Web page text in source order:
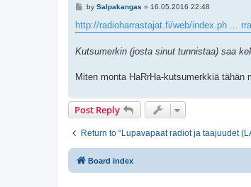
P
s
t
by Salpakangas » 16.05.2016 22:48
http://radioharrastajat.fi/web/index.ph ...
Kutsumerkin (josta sinut tunnistaa) saa
Miten monta HaRrHa-kutsumerkkiä tähän
Post Reply
Return to “Lupavapaat radiot ja taajuudet
Board index